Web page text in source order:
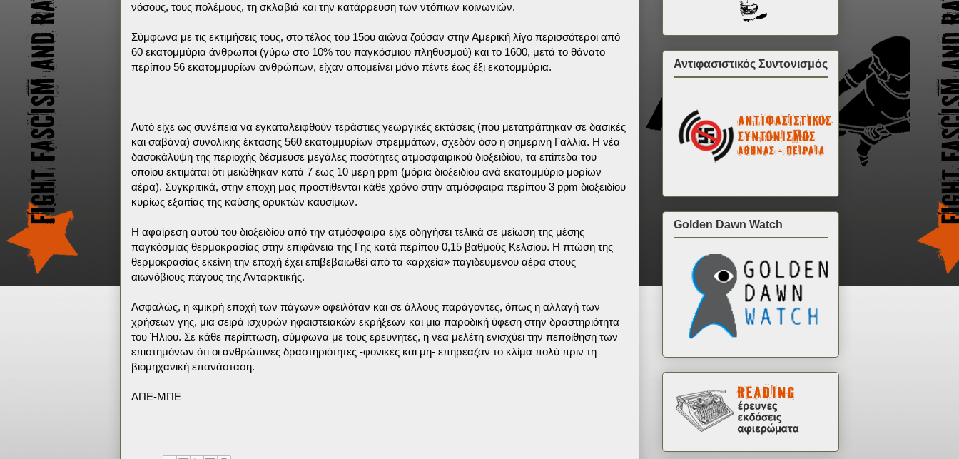
νόσους, τους πολέμους, τη σκλαβιά και την κατάρρευση των ντόπιων κοινωνιών.
Σύμφωνα με τις εκτιμήσεις τους, στο τέλος του 15ου αιώνα ζούσαν στην Αμερική λίγο περισσότεροι από
60 εκατομμύρια άνθρωποι (γύρω στο 10% του παγκόσμιου πληθυσμού) και το 1600, μετά το θάνατο
περίπου 56 εκατομμυρίων ανθρώπων, είχαν απομείνει μόνο πέντε έως έξι εκατομμύρια.
Αυτό είχε ως συνέπεια να εγκαταλειφθούν τεράστιες γεωργικές εκτάσεις (που μετατράπηκαν σε δασικές
και σαβάνα) συνολικής έκτασης 560 εκατομμυρίων στρεμμάτων, σχεδόν όσο η σημερινή Γαλλία. Η νέα
δασοκάλυψη της περιοχής δέσμευσε μεγάλες ποσότητες ατμοσφαιρικού διοξειδίου, τα επίπεδα του
οποίου εκτιμάται ότι μειώθηκαν κατά 7 έως 10 μέρη ppm (μόρια διοξειδίου ανά εκατομμύριο μορίων
αέρα). Συγκριτικά, στην εποχή μας προστίθενται κάθε χρόνο στην ατμόσφαιρα περίπου 3 ppm διοξειδίου
κυρίως εξαιτίας της καύσης ορυκτών καυσίμων.
Η αφαίρεση αυτού του διοξειδίου από την ατμόσφαιρα είχε οδηγήσει τελικά σε μείωση της μέσης
παγκόσμιας θερμοκρασίας στην επιφάνεια της Γης κατά περίπου 0,15 βαθμούς Κελσίου. Η πτώση της
θερμοκρασίας εκείνη την εποχή έχει επιβεβαιωθεί από τα «αρχεία» παγιδευμένου αέρα στους
αιωνόβιους πάγους της Ανταρκτικής.
Ασφαλώς, η «μικρή εποχή των πάγων» οφειλόταν και σε άλλους παράγοντες, όπως η αλλαγή των
χρήσεων γης, μια σειρά ισχυρών ηφαιστειακών εκρήξεων και μια παροδική ύφεση στην δραστηριότητα
του Ήλιου. Σε κάθε περίπτωση, σύμφωνα με τους ερευνητές, η νέα μελέτη ενισχύει την πεποίθηση των
επιστημόνων ότι οι ανθρώπινες δραστηριότητες -φονικές και μη- επηρέαζαν το κλίμα πολύ πριν τη
βιομηχανική επανάσταση.
ΑΠΕ-ΜΠΕ
Αντιφασιστικός Συντονισμός
Golden Dawn Watch